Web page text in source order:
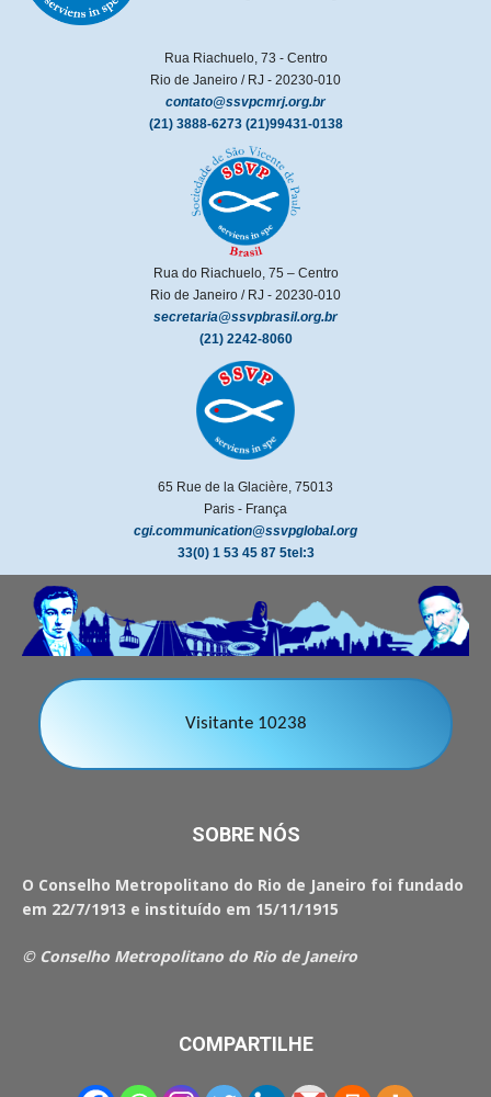
Rua Riachuelo, 73 - Centro
Rio de Janeiro / RJ - 20230-010
contato@ssvpcmrj.org.br
(21) 3888-6273 (21)99431-0138
Rua do Riachuelo, 75 – Centro
Rio de Janeiro / RJ - 20230-010
secretaria@ssvpbrasil.org.br
(21) 2242-8060
65 Rue de la Glacière, 75013
Paris - França
cgi.communication@ssvpglobal.org
33(0) 1 53 45 87 5tel:3
Visitante 10238
SOBRE NÓS
O Conselho Metropolitano do Rio de Janeiro foi fundado
em 22/7/1913 e instituído em 15/11/1915
© Conselho Metropolitano do Rio de Janeiro
COMPARTILHE